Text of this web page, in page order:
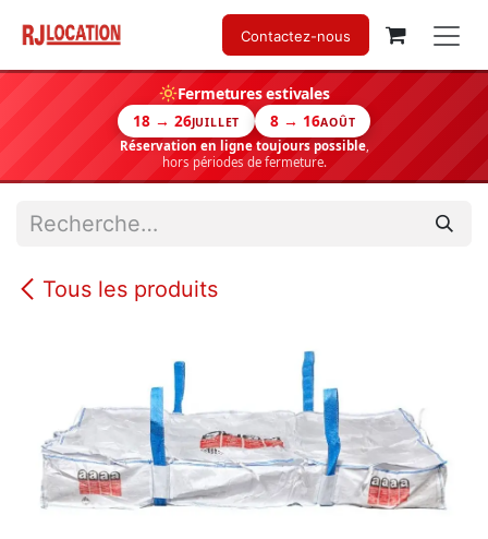
Contactez-nous
Fermetures estivales
18 → 26JUILLET 8 → 16AOÛT
Réservation en ligne toujours possible,
hors périodes de fermeture.
Tous les produits